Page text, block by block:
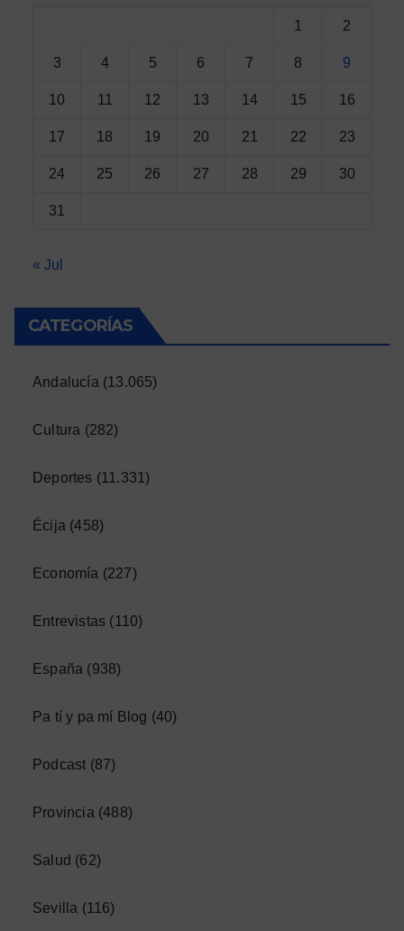
1 2
3 4 5 6 7 8 9
10 11 12 13 14 15 16
17 18 19 20 21 22 23
24 25 26 27 28 29 30
31
« Jul
CATEGORÍAS
Andalucía (13.065)
Cultura (282)
Deportes (11.331)
Écija (458)
Economía (227)
Entrevistas (110)
España (938)
Pa tí y pa mí Blog (40)
Podcast (87)
Provincia (488)
Salud (62)
Sevilla (116)